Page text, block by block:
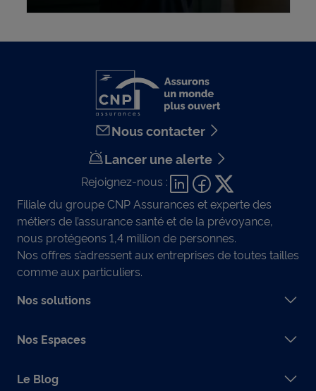
Nous contacter
Lancer une alerte
Rejoignez-nous :
Filiale du groupe CNP Assurances et experte des
métiers de l’assurance santé et de la prévoyance,
nous protégeons 1,4 million de personnes.
Nos offres s’adressent aux entreprises de toutes tailles
comme aux particuliers.
Nos solutions
Nos Espaces
Le Blog